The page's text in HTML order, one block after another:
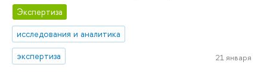
Экспертиза
исследования и аналитика
экспертиза
21 января